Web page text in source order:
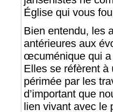
Église qui vous
Bien entendu, les
antérieures aux
œcuménique qui a
Elles se réfèrent à
périmée par les
d’important que
lien vivant avec le